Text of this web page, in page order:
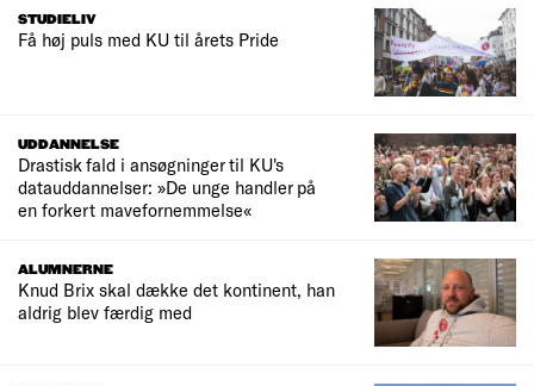
STUDIELIV
Få høj puls med KU til årets Pride
UDDANNELSE
Drastisk fald i ansøgninger til KU's
datauddannelser: »De unge handler på
en forkert mavefornemmelse«
ALUMNERNE
Knud Brix skal dække det kontinent, han
aldrig blev færdig med